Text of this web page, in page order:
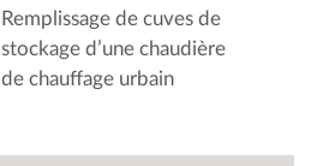
Remplissage de cuves de
stockage d’une chaudière
de chauffage urbain